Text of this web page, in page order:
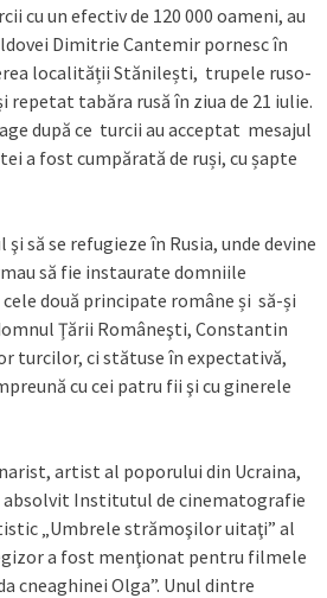
cu un efectiv de 120 000 oameni, au
Dimitrie Cantemir pornesc în
localității Stănilești, trupele ruso-
tabăra rusă în ziua de 21 iulie.
după ce turcii au acceptat mesajul
a fost cumpărată de ruși, cu șapte
să se refugieze în Rusia, unde devine
să fie instaurate domniile
două principate române și să-și
Ţării Româneşti, Constantin
turcilor, ci stătuse în expectativă,
cu cei patru fii şi cu ginerele
artist al poporului din Ucraina,
absolvit Institutul de cinematografie
„Umbrele strămoşilor uitaţi” al
a fost menţionat pentru filmele
cneaghinei Olga”. Unul dintre